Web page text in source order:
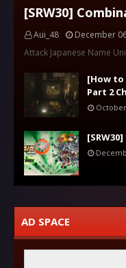
[SRW30]
Aui_48
December
Attack Japanese Name
[How to
Part 2
AD SPACE